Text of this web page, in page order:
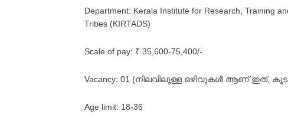
Department: Kerala Institute for Research, Training
Tribes (KIRTADS)
Scale of pay: ₹ 35,600-75,400/-
Vacancy: 01 (നിലവിലുള്ള ഒഴിവുകൾ ആണ് ഇത്,
Age limit: 18-36